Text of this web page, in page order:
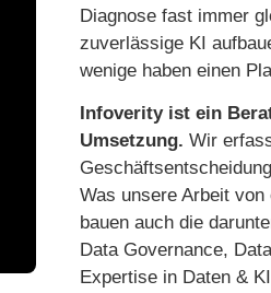
Diagnose fast immer
zuverlässige KI
wenige haben einen
Infoverity ist ein
Umsetzung. Wir
Was unsere Arbeit
bauen auch die
Data Governance,
Expertise in Daten &